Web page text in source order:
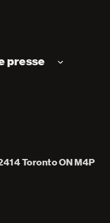
presse
Toronto ON M4P